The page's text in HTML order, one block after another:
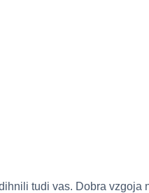
tudi vas. Dobra vzgoja